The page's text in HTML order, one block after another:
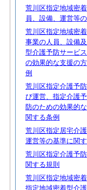
荒川区指定地域密
員、設備、運営等
荒川区指定地域密
事業の人員、設備
型介護予防サービ
の効果的な支援の
例
荒川区指定介護予
び運営、指定介護
防のための効果的
関する条例
荒川区指定居宅介
運営等の基準に関
荒川区指定介護予
関する規則
荒川区指定地域密
指定地域密着型介